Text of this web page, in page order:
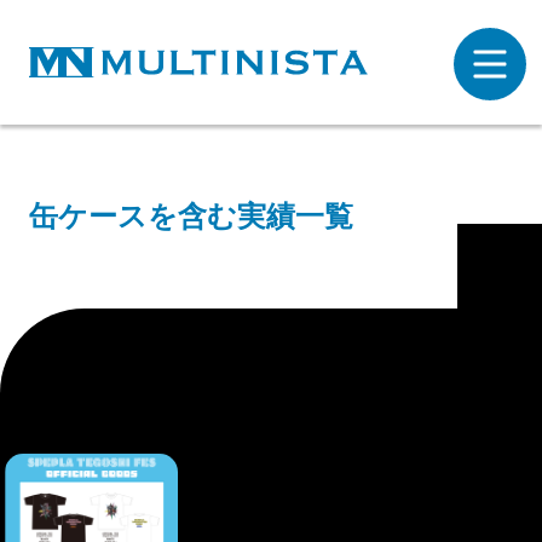
缶ケースを含む実績一覧